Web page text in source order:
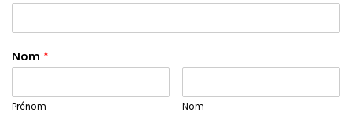
Nom *
Prénom Nom